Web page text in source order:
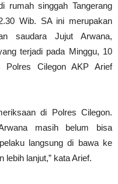
rumah singgah Tangerang
Wib. SA ini merupakan
saudara Jujut Arwana,
terjadi pada Minggu, 10
Polres Cilegon AKP Arief
di Polres Cilegon.
masih belum bisa
langsung di bawa ke
lebih lanjut,” kata Arief.